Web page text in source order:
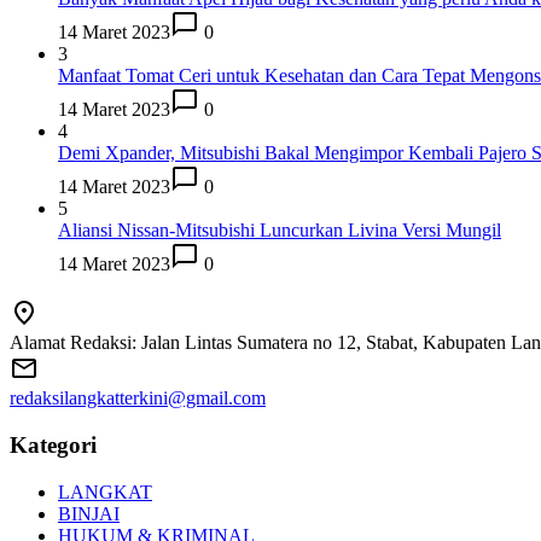
14 Maret 2023
0
3
Manfaat Tomat Ceri untuk Kesehatan dan Cara Tepat
14 Maret 2023
0
4
Demi Xpander, Mitsubishi Bakal Mengimpor Kembali Pajero
14 Maret 2023
0
5
Aliansi Nissan-Mitsubishi Luncurkan Livina Versi Mungil
14 Maret 2023
0
Alamat Redaksi: Jalan Lintas Sumatera no 12, Stabat, Kabupaten
redaksilangkatterkini@gmail.com
Kategori
LANGKAT
BINJAI
HUKUM & KRIMINAL